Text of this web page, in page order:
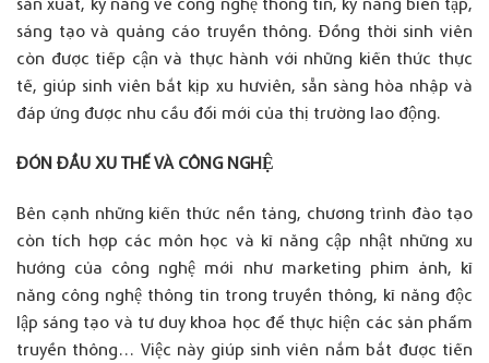
sáng tạo và quảng cáo truyền thông. Đồng thời sinh viên
còn được tiếp cận và thực hành với những kiến thức thực
tế, giúp sinh viên bắt kịp xu hưviên, sẵn sàng hòa nhập và
đáp ứng được nhu cầu đổi mới của thị trường lao động.
ĐÓN ĐẦU XU THẾ VÀ CÔNG NGHỆ
Bên cạnh những kiến thức nền tảng, chương trình đào tạo
còn tích hợp các môn học và kĩ năng cập nhật những xu
hướng của công nghệ mới như marketing phim ảnh, kĩ
năng công nghệ thông tin trong truyền thông, kĩ năng độc
lập sáng tạo và tư duy khoa học để thực hiện các sản phẩm
truyền thông… Việc này giúp sinh viên nắm bắt được tiến